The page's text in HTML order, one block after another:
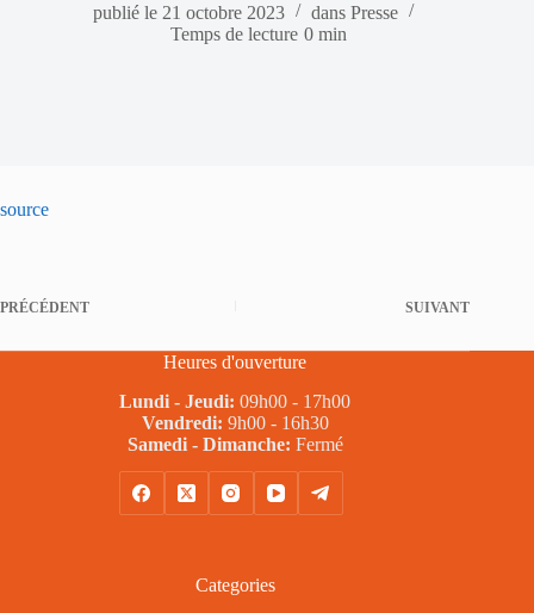
publié le 21 octobre 2023 dans Presse
Temps de lecture 0 min
source
PRÉCÉDENT SUIVANT
Heures d'ouverture
Lundi - Jeudi: 09h00 - 17h00
Vendredi: 9h00 - 16h30
Samedi - Dimanche: Fermé
Categories